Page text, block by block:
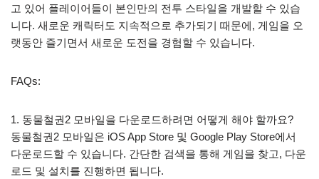
고 있어 플레이어들이 본인만의 전투 스타일을 개발할 수 있습
니다. 새로운 캐릭터도 지속적으로 추가되기 때문에, 게임을 오
랫동안 즐기면서 새로운 도전을 경험할 수 있습니다.
FAQs:
1. 동물철권2 모바일을 다운로드하려면 어떻게 해야 할까요?
동물철권2 모바일은 iOS App Store 및 Google Play Store에서
다운로드할 수 있습니다. 간단한 검색을 통해 게임을 찾고, 다운
로드 및 설치를 진행하면 됩니다.